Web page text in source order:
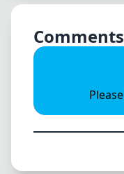
Comments
Please